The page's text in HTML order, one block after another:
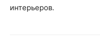
интерьеров.